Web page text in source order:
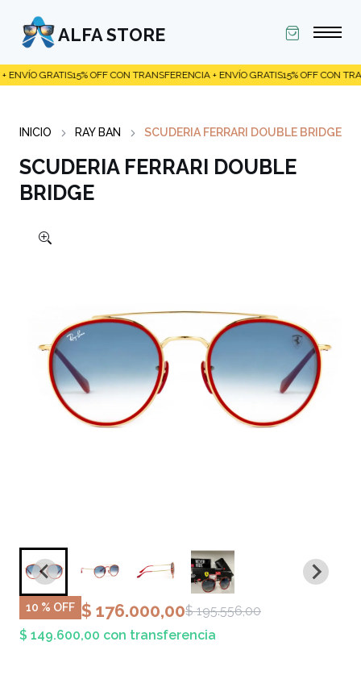
ALFA STORE
15% OFF CON TRANSFERENCIA + ENVÍO GRATIS15% OFF CON
INICIO RAY BAN SCUDERIA FERRARI DOUBLE BRIDGE
SCUDERIA FERRARI DOUBLE
BRIDGE
10 % OFF $ 176.000,00$ 195.556,00
$ 149.600,00 con transferencia